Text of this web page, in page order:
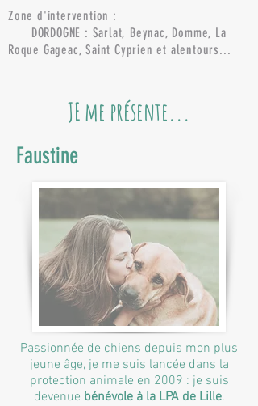
Zone d'intervention :
DORDOGNE : Sarlat, Beynac, Domme, La
Roque Gageac, Saint Cyprien et alentours...
JE me présente...
Faustine
Passionnée de chiens depuis mon plus
jeune âge, je me suis lancée dans la
protection animale en 2009 : je suis
devenue bénévole à la LPA de Lille.